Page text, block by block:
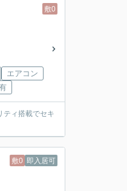
敷0
エアコン
ティ搭載でセキ
敷0 即入居可